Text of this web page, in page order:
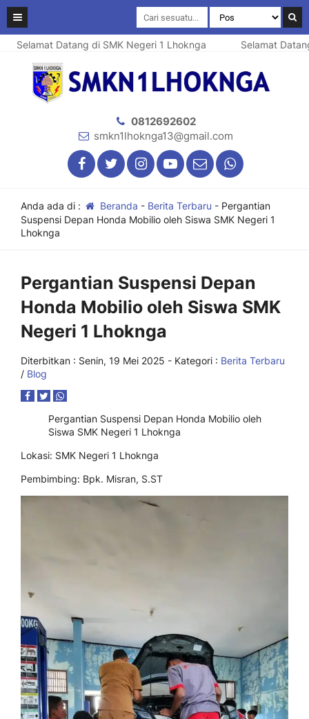
Datang di SMK Negeri 1 Lhoknga Selamat Datang di
0812692602
smkn1lhoknga13@gmail.com
Anda ada di : Beranda - Berita Terbaru - Pergantian
Suspensi Depan Honda Mobilio oleh Siswa SMK Negeri 1
Lhoknga
Pergantian Suspensi Depan
Honda Mobilio oleh Siswa SMK
Negeri 1 Lhoknga
Diterbitkan : Senin, 19 Mei 2025 - Kategori : Berita Terbaru
/ Blog
Pergantian Suspensi Depan Honda Mobilio oleh
Siswa SMK Negeri 1 Lhoknga
Lokasi: SMK Negeri 1 Lhoknga
Pembimbing: Bpk. Misran, S.ST